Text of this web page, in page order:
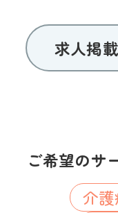
求人掲
ご希望のサ
介